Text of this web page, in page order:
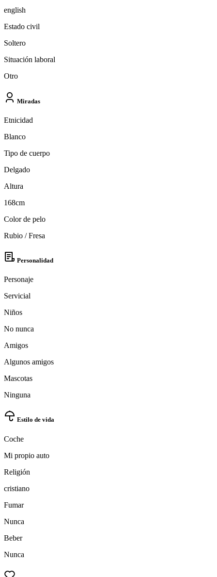
english
Estado civil
Soltero
Situación laboral
Otro
Miradas
Etnicidad
Blanco
Tipo de cuerpo
Delgado
Altura
168cm
Color de pelo
Rubio / Fresa
Personalidad
Personaje
Servicial
Niños
No nunca
Amigos
Algunos amigos
Mascotas
Ninguna
Estilo de vida
Coche
Mi propio auto
Religión
cristiano
Fumar
Nunca
Beber
Nunca